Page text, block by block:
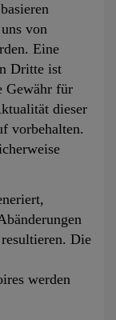
von
Eine
Dritte ist
Gewähr für
dieser
vorbehalten.
Die
werden